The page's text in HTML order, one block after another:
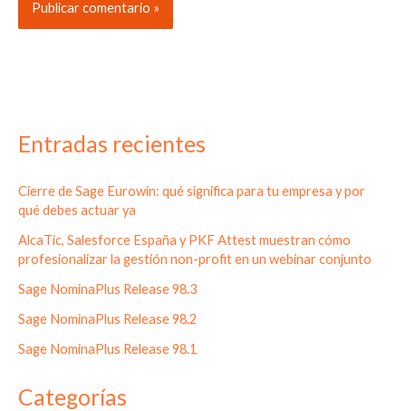
Entradas recientes
Cierre de Sage Eurowin: qué significa para tu empresa y por
qué debes actuar ya
AlcaTic, Salesforce España y PKF Attest muestran cómo
profesionalizar la gestión non-profit en un webinar conjunto
Sage NominaPlus Release 98.3
Sage NominaPlus Release 98.2
Sage NominaPlus Release 98.1
Categorías